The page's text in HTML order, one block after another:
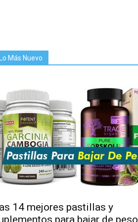
Más Nuevo
14 mejores pastillas y
para bajar de peso